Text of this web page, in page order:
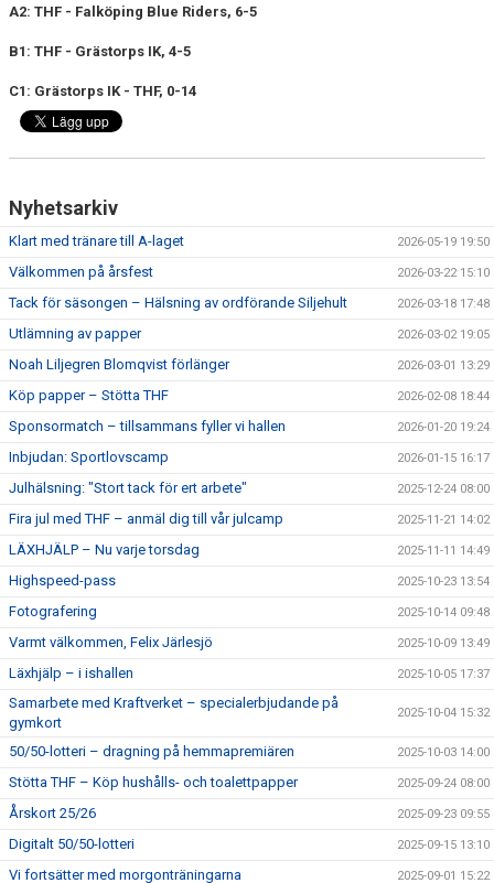
THF UNGDOMSPOLICY - RÖDA TRÅD
PROFILKLÄDER
BILDGALLERI
TRISSBOLAGET
DOKUMENT
ALLMÄNHETENS ÅKNING
FÖRSÄKRING
A2: THF - Falköping Blue Riders, 6-5
B1: THF - Grästorps IK, 4-5
C1: Grästorps IK - THF, 0-14
Nyhetsarkiv
Klart med tränare till A-laget 2026-05-19 19:50
Välkommen på årsfest 2026-03-22 15:10
Tack för säsongen – Hälsning av ordförande Siljehult 2026-03-18 17:48
Utlämning av papper 2026-03-02 19:05
Noah Liljegren Blomqvist förlänger 2026-03-01 13:29
Köp papper – Stötta THF 2026-02-08 18:44
Sponsormatch – tillsammans fyller vi hallen 2026-01-20 19:24
Inbjudan: Sportlovscamp 2026-01-15 16:17
Julhälsning: "Stort tack för ert arbete" 2025-12-24 08:00
Fira jul med THF – anmäl dig till vår julcamp 2025-11-21 14:02
LÄXHJÄLP – Nu varje torsdag 2025-11-11 14:49
Highspeed-pass 2025-10-23 13:54
Fotografering 2025-10-14 09:48
Varmt välkommen, Felix Järlesjö 2025-10-09 13:49
Läxhjälp – i ishallen 2025-10-05 17:37
Samarbete med Kraftverket – specialerbjudande på
gymkort
2025-10-04 15:32
50/50-lotteri – dragning på hemmapremiären 2025-10-03 14:00
Stötta THF – Köp hushålls- och toalettpapper 2025-09-24 08:00
Årskort 25/26 2025-09-23 09:55
Digitalt 50/50-lotteri 2025-09-15 13:10
Vi fortsätter med morgonträningarna 2025-09-01 15:22